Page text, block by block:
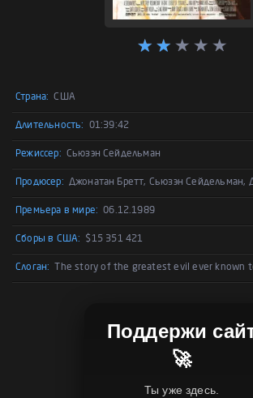
Страна: США
Длительность: 01:39:42
Режиссер: Сьюзэн Сейдельман
Продюсер: Джонатан Бретт, Сьюзэн Сейдельман,
Премьера в мире: 06.12.1989
Сборы в США: $15 351 421
Слоган: The story of the greatest evil ever known
Поддержи
🚀
Ты уже здесь.